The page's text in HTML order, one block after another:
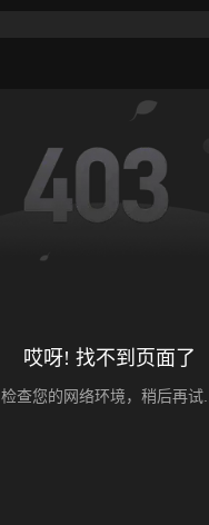
哎呀! 找不到页面了
检查您的网络环境，稍后再试...